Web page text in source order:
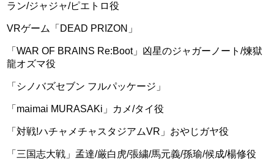
ラン/ジャジャ/ピエトロ役
VRゲーム「DEAD PRIZON」
「WAR OF BRAINS Re:Boot」凶星のジャガーノート/煉獄
龍オズマ役
「シノバズセブン フルパッケージ」
「maimai MURASAKi」カメ/タイ役
「対戦!ハチャメチャスタジアムVR」おやじガヤ役
「三国志大戦」孟達/厳白虎/張繍/馬元義/孫瑜/候成/楊修役